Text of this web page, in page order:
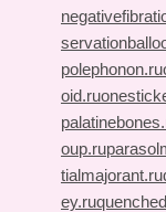
polephonon.ru
oid.ru
oup.ru
tialmajorant.ru
ey.ru